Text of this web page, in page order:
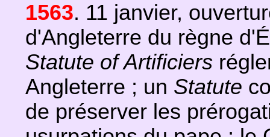
1563. 11 janvier,
d'Angleterre du règne
Statute of Artificiers
Angleterre ; un Statute
de préserver les